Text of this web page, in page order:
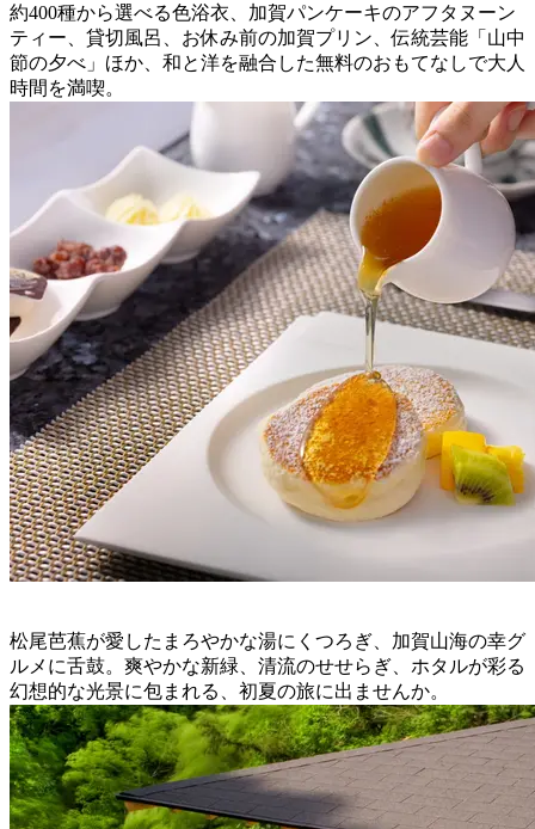
約400種から選べる色浴衣、加賀パンケーキのアフタヌーン
ティー、貸切風呂、お休み前の加賀プリン、伝統芸能「山中
節の夕べ」ほか、和と洋を融合した無料のおもてなしで大人
時間を満喫。
松尾芭蕉が愛したまろやかな湯にくつろぎ、加賀山海の幸グ
ルメに舌鼓。爽やかな新緑、清流のせせらぎ、ホタルが彩る
幻想的な光景に包まれる、初夏の旅に出ませんか。